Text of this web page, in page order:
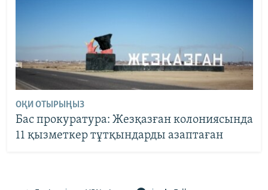
ОҚИ ОТЫРЫҢЫЗ
Бас прокуратура: Жезқазған колониясында
11 қызметкер тұтқындарды азаптаған